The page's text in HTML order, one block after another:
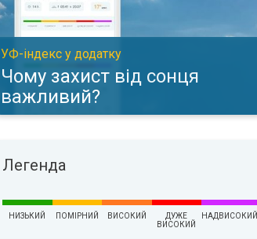
УФ-індекс у додатку
Чому захист від сонця
важливий?
Легенда
НИЗЬКИЙ ПОМІРНИЙ ВИСОКИЙ
ДУЖЕ
ВИСОКИЙ
НАДВИСОКИЙ